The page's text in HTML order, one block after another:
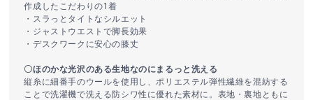
作成したこだわりの1着
・スラっとタイトなシルエット
・ジャストウエストで脚長効果
・デスクワークに安心の膝丈
〇ほのかな光沢のある生地なのにまるっと洗える
縦糸に細番手のウールを使用し、ポリエステル弾性繊維を混紡する
ことで洗濯機で洗える防シワ性に優れた素材に。表地・裏地ともに